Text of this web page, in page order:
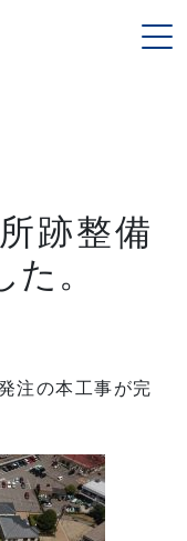
跡整備
。
注の本工事が完